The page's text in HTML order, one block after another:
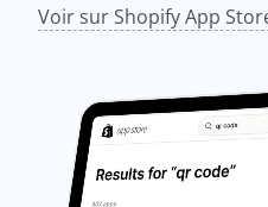
Voir sur Shopify App